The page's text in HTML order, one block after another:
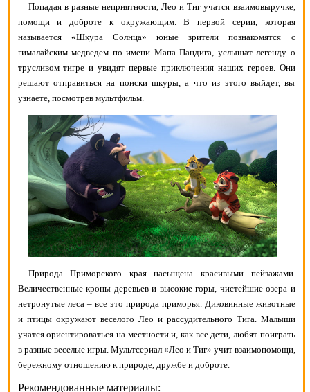
Попадая в разные неприятности, Лео и Тиг учатся взаимовыручке,
помощи и доброте к окружающим. В первой серии, которая
называется «Шкура Солнца» юные зрители познакомятся с
гималайским медведем по имени Мапа Пандига, услышат легенду о
трусливом тигре и увидят первые приключения наших героев. Они
решают отправиться на поиски шкуры, а что из этого выйдет, вы
узнаете, посмотрев мультфильм.
Природа Приморского края насыщена красивыми пейзажами.
Величественные кроны деревьев и высокие горы, чистейшие озера и
нетронутые леса – все это природа приморья. Диковинные животные
и птицы окружают веселого Лео и рассудительного Тига. Малыши
учатся ориентироваться на местности и, как все дети, любят поиграть
в разные веселые игры. Мультсериал «Лео и Тиг» учит взаимопомощи,
бережному отношению к природе, дружбе и доброте.
Рекомендованные материалы: